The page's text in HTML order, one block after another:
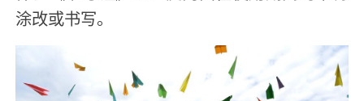
涂改或书写。